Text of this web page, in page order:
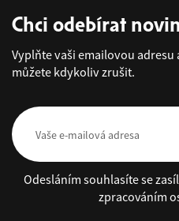
Chci odebírat
Vyplňte vaši emailovou
můžete kdykoliv zrušit.
Odesláním souhlasíte se
zpracováním